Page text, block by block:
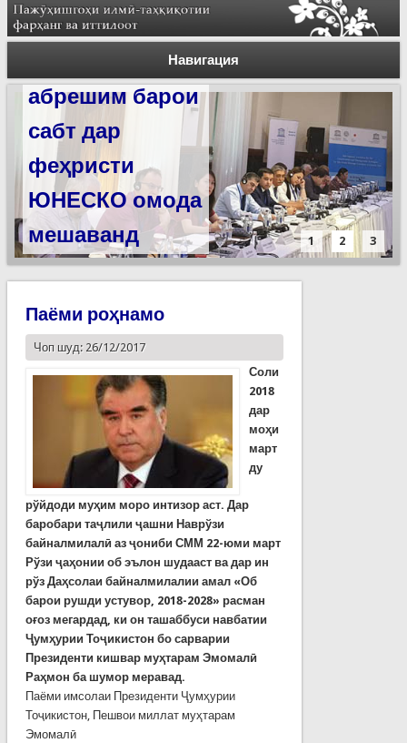
Навигация
Силсилаи
ёдгориҳои роҳи
абрешим барои
сабт дар
феҳристи
ЮНЕСКО омода
мешаванд
1 2 3
Паёми роҳнамо
Чоп шуд: 26/12/2017
Соли
2018
дар
моҳи
март
ду
рўйдоди муҳим моро интизор аст. Дар
баробари таҷлили ҷашни Наврўзи
байналмилалӣ аз ҷониби СММ 22-юми март
Рўзи ҷаҳонии об эълон шудааст ва дар ин
рўз Даҳсолаи байналмилалии амал «Об
барои рушди устувор, 2018-2028» расман
оғоз мегардад, ки он ташаббуси навбатии
Ҷумҳурии Тоҷикистон бо сарварии
Президенти кишвар муҳтарам Эмомалӣ
Раҳмон ба шумор меравад.
Паёми имсолаи Президенти Ҷумҳурии
Тоҷикистон, Пешвои миллат муҳтарам
Эмомалӣ